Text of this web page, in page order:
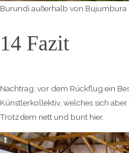
Burundi außerhalb von Bujumbura
14 Fazit
Nachtrag: vor dem Rückflug ein
Künstlerkollektiv, welches sich
Trotzdem nett und bunt hier.